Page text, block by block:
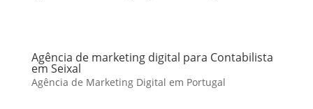
Agência de marketing digital para Contabilista
em Seixal
Agência de Marketing Digital em Portugal